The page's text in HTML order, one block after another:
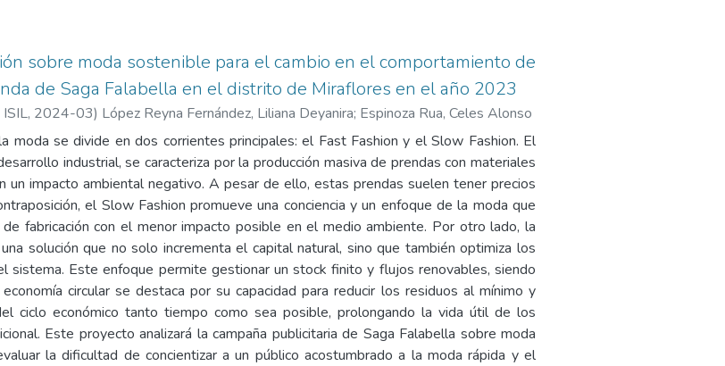
sobre moda sostenible para el cambio en el comportamiento de
de Saga Falabella en el distrito de Miraflores en el año 2023
, 2024-03) López Reyna Fernández, Liliana Deyanira; Espinoza Rua, Celes Alonso
moda se divide en dos corrientes principales: el Fast Fashion y el Slow Fashion. El
industrial, se caracteriza por la producción masiva de prendas con materiales
un impacto ambiental negativo. A pesar de ello, estas prendas suelen tener precios
el Slow Fashion promueve una conciencia y un enfoque de la moda que
fabricación con el menor impacto posible en el medio ambiente. Por otro lado, la
solución que no solo incrementa el capital natural, sino que también optimiza los
sistema. Este enfoque permite gestionar un stock finito y flujos renovables, siendo
circular se destaca por su capacidad para reducir los residuos al mínimo y
ciclo económico tanto tiempo como sea posible, prolongando la vida útil de los
Este proyecto analizará la campaña publicitaria de Saga Falabella sobre moda
la dificultad de concientizar a un público acostumbrado a la moda rápida y el